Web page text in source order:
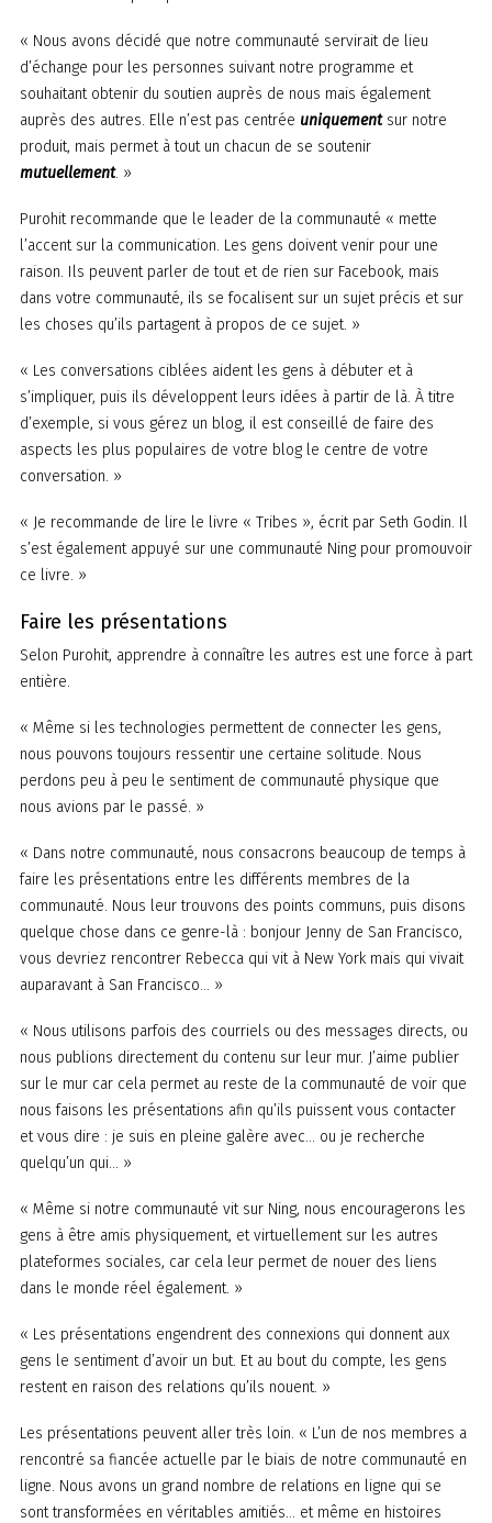
« Nous avons décidé que notre communauté servirait de lieu
d’échange pour les personnes suivant notre programme et
souhaitant obtenir du soutien auprès de nous mais également
auprès des autres. Elle n’est pas centrée uniquementsur notre
produit, mais permet à tout un chacun de se soutenir
mutuellement. »
Purohit recommande que le leader de la communauté « mette
l’accent sur la communication. Les gens doivent venir pour une
raison. Ils peuvent parler de tout et de rien sur Facebook, mais
dans votre communauté, ils se focalisent sur un sujet précis et sur
les choses qu’ils partagent à propos de ce sujet. »
« Les conversations ciblées aident les gens à débuter et à
s’impliquer, puis ils développent leurs idées à partir de là. À titre
d’exemple, si vous gérez un blog, il est conseillé de faire des
aspects les plus populaires de votre blog le centre de votre
conversation. »
« Je recommande de lire le livre « Tribes », écrit par Seth Godin. Il
s’est également appuyé sur une communauté Ning pour promouvoir
ce livre. »
Faire les présentations
Selon Purohit, apprendre à connaître les autres est une force à part
entière.
« Même si les technologies permettent de connecter les gens,
nous pouvons toujours ressentir une certaine solitude. Nous
perdons peu à peu le sentiment de communauté physique que
nous avions par le passé. »
« Dans notre communauté, nous consacrons beaucoup de temps à
faire les présentations entre les différents membres de la
communauté. Nous leur trouvons des points communs, puis disons
quelque chose dans ce genre-là : bonjour Jenny de San Francisco,
vous devriez rencontrer Rebecca qui vit à New York mais qui vivait
auparavant à San Francisco… »
« Nous utilisons parfois des courriels ou des messages directs, ou
nous publions directement du contenu sur leur mur. J’aime publier
sur le mur car cela permet au reste de la communauté de voir que
nous faisons les présentations afin qu’ils puissent vous contacter
et vous dire : je suis en pleine galère avec… ou je recherche
quelqu’un qui… »
« Même si notre communauté vit sur Ning, nous encouragerons les
gens à être amis physiquement, et virtuellement sur les autres
plateformes sociales, car cela leur permet de nouer des liens
dans le monde réel également. »
« Les présentations engendrent des connexions qui donnent aux
gens le sentiment d’avoir un but. Et au bout du compte, les gens
restent en raison des relations qu’ils nouent. »
Les présentations peuvent aller très loin. « L’un de nos membres a
rencontré sa fiancée actuelle par le biais de notre communauté en
ligne. Nous avons un grand nombre de relations en ligne qui se
sont transformées en véritables amitiés… et même en histoires